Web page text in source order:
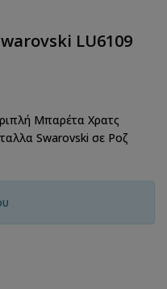
LU6109
Μπαρέτα Χρατς
Swarovski σε Ροζ